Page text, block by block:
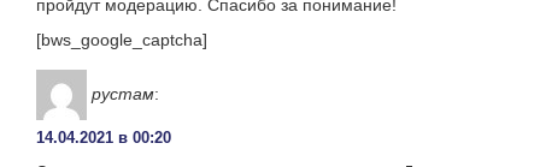
пройдут модерацию. Спасибо за понимание!
[bws_google_captcha]
рустам:
14.04.2021 в 00:20